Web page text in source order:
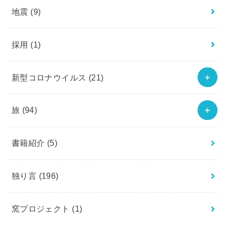
地震 (9)
採用 (1)
新型コロナウイルス (21)
旅 (94)
書籍紹介 (5)
独り言 (196)
窯プロジェクト (1)